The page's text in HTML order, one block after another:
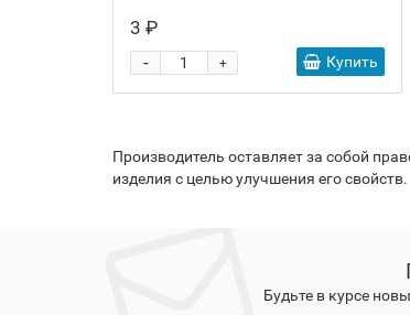
3 ₽
+
- Купить
Производитель оставляет за собой
изделия с целью улучшения его свойств.
Будьте в курсе